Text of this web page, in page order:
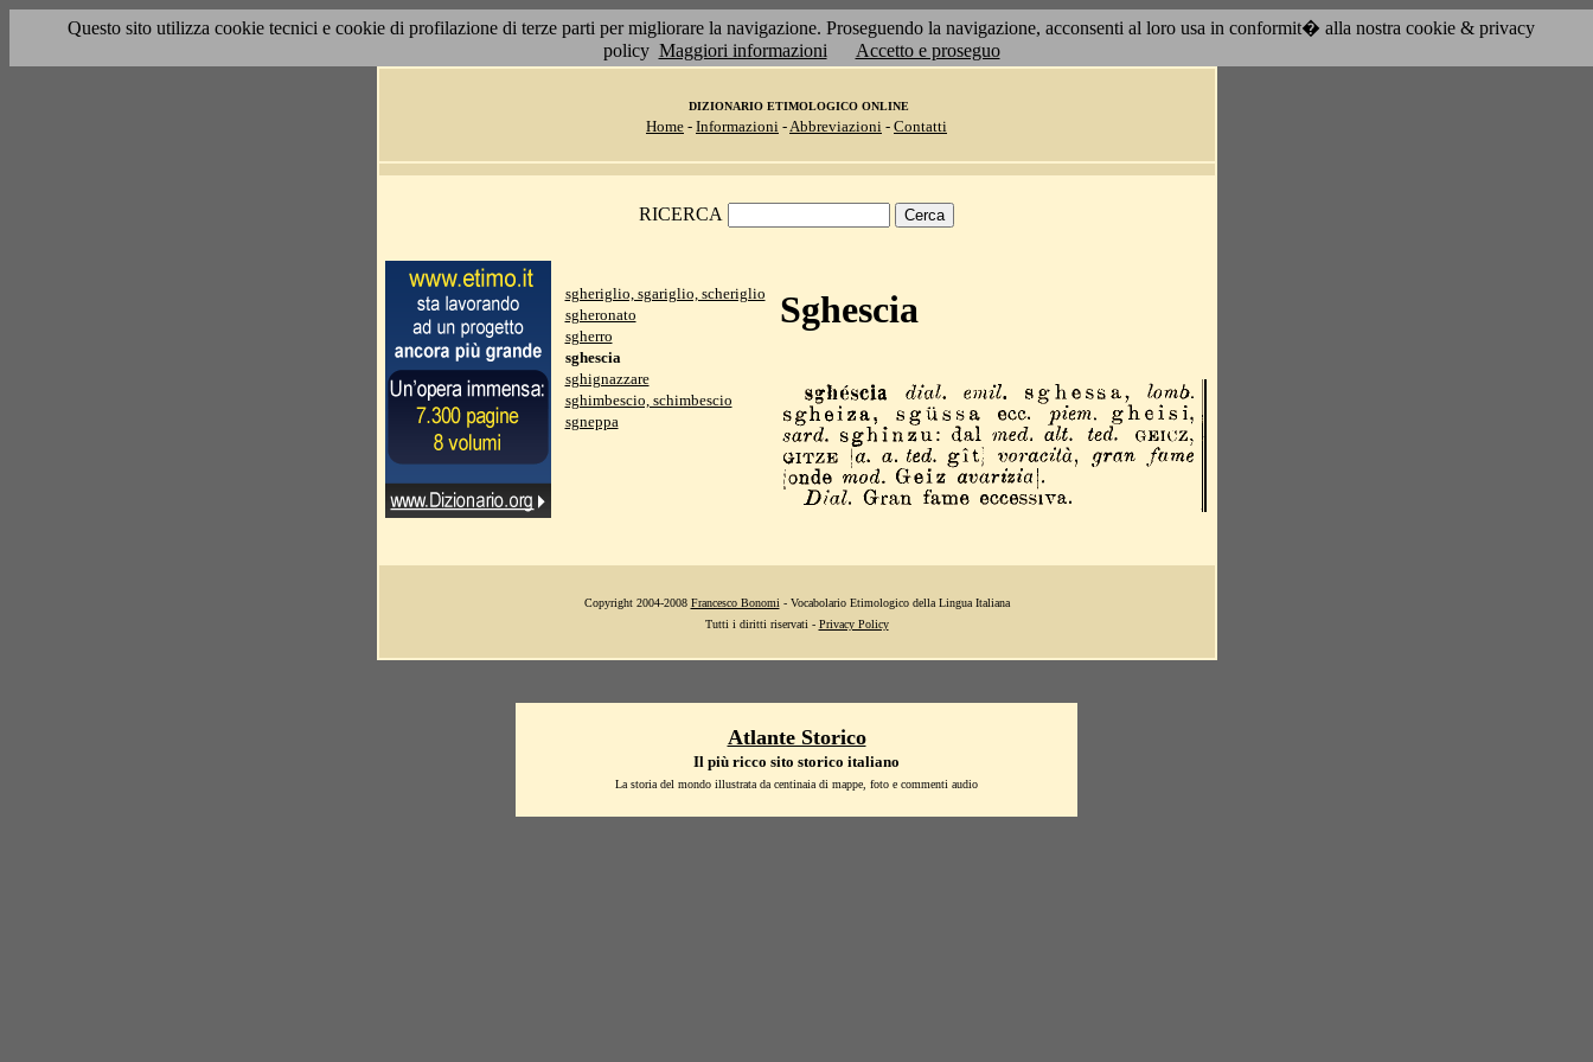
Questo sito utilizza cookie tecnici e cookie di profilazione di terze parti per migliorare la navigazione. Proseguendo la navigazione, acconsenti al loro usa in conformit� alla nostra cookie & privacy
policy Maggiori informazioni Accetto e proseguo
DIZIONARIO ETIMOLOGICO ONLINE
Home - Informazioni -Abbreviazioni - Contatti
RICERCA
sgheriglio, sgariglio, scheriglio
sgheronato
sgherro
sghescia
sghignazzare
sghimbescio, schimbescio
sgneppa
Sghescia
Copyright 2004-2008 Francesco Bonomi - Vocabolario Etimologico della Lingua Italiana
Tutti i diritti riservati - Privacy Policy
Atlante Storico
Il più ricco sito storico italiano
La storia del mondo illustrata da centinaia di mappe, foto e commenti audio